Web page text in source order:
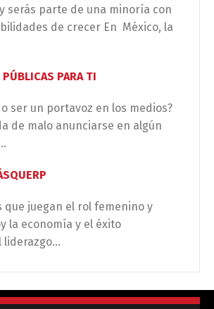
serás parte de una minoría con
de crecer En México, la
PARA TI
ser un portavoz en los medios?
de malo anunciarse en algún
que juegan el rol femenino y
la economía y el éxito